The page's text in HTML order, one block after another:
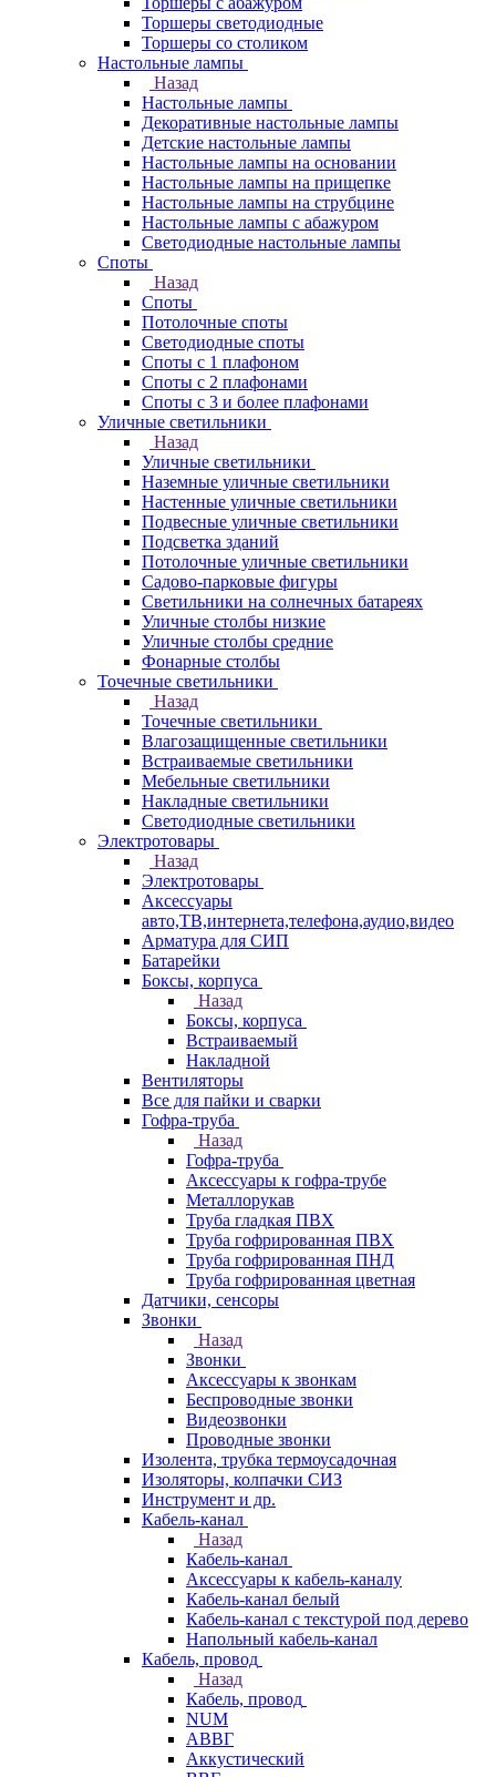
Торшеры светодиодные
Торшеры со столиком
Настольные лампы
Назад
Настольные лампы
Декоративные настольные лампы
Детские настольные лампы
Настольные лампы на основании
Настольные лампы на прищепке
Настольные лампы на струбцине
Настольные лампы с абажуром
Светодиодные настольные лампы
Споты
Назад
Споты
Потолочные споты
Светодиодные споты
Споты с 1 плафоном
Споты с 2 плафонами
Споты с 3 и более плафонами
Уличные светильники
Назад
Уличные светильники
Наземные уличные светильники
Настенные уличные светильники
Подвесные уличные светильники
Подсветка зданий
Потолочные уличные светильники
Садово-парковые фигуры
Светильники на солнечных батареях
Уличные столбы низкие
Уличные столбы средние
Фонарные столбы
Точечные светильники
Назад
Точечные светильники
Влагозащищенные светильники
Встраиваемые светильники
Мебельные светильники
Накладные светильники
Светодиодные светильники
Электротовары
Назад
Электротовары
Аксессуары
авто,ТВ,интернета,телефона,аудио,видео
Арматура для СИП
Батарейки
Боксы, корпуса
Назад
Боксы, корпуса
Встраиваемый
Накладной
Вентиляторы
Все для пайки и сварки
Гофра-труба
Назад
Гофра-труба
Аксессуары к гофра-трубе
Металлорукав
Труба гладкая ПВХ
Труба гофрированная ПВХ
Труба гофрированная ПНД
Труба гофрированная цветная
Датчики, сенсоры
Звонки
Назад
Звонки
Аксессуары к звонкам
Беспроводные звонки
Видеозвонки
Проводные звонки
Изолента, трубка термоусадочная
Изоляторы, колпачки СИЗ
Инструмент и др.
Кабель-канал
Назад
Кабель-канал
Аксессуары к кабель-каналу
Кабель-канал белый
Кабель-канал с текстурой под дерево
Напольный кабель-канал
Кабель, провод
Назад
Кабель, провод
NUM
АВВГ
Аккустический